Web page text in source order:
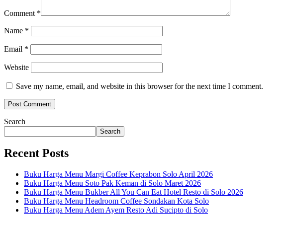
Comment *
Name *
Email *
Website
Save my name, email, and website in this browser for the next time I comment.
Search
Search
Recent Posts
Buku Harga Menu Margi Coffee Keprabon Solo April 2026
Buku Harga Menu Soto Pak Keman di Solo Maret 2026
Buku Harga Menu Bukber All You Can Eat Hotel Resto di Solo 2026
Buku Harga Menu Headroom Coffee Sondakan Kota Solo
Buku Harga Menu Adem Ayem Resto Adi Sucipto di Solo